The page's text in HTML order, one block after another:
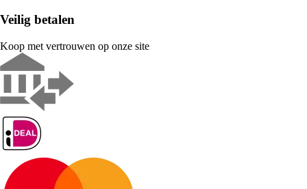
Veilig betalen
Koop met vertrouwen op onze site